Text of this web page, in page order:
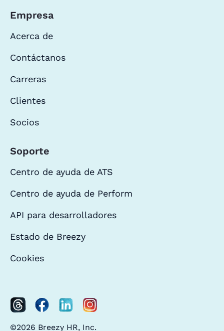
Empresa
Acerca de
Contáctanos
Carreras
Clientes
Socios
Soporte
Centro de ayuda de ATS
Centro de ayuda de Perform
API para desarrolladores
Estado de Breezy
Cookies
©2026 Breezy HR, Inc.